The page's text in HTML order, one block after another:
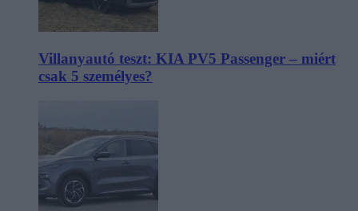
Villanyautó teszt: KIA PV5 Passenger – miért
csak 5 személyes?